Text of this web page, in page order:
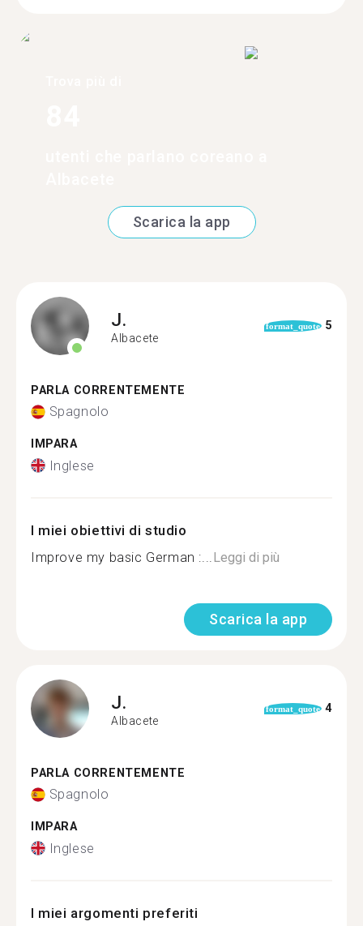
Scarica la app
J.
Albacete
format_quote 5
PARLA CORRENTEMENTE
Spagnolo
IMPARA
Inglese
I miei obiettivi di studio
Improve my basic German :... Leggi di più
Scarica la app
J.
Albacete
format_quote 4
PARLA CORRENTEMENTE
Spagnolo
IMPARA
Inglese
I miei argomenti preferiti